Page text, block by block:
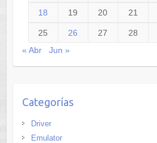
18 19 20 21
25 26 27 28
« Abr
Jun »
Categorías
Driver
Emulator